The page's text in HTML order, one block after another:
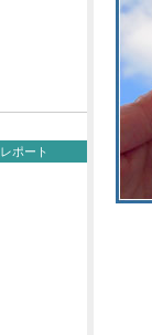
レポート